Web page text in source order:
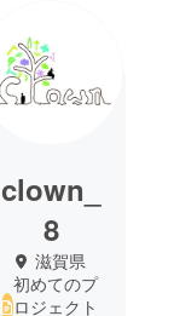
clown_
8
滋賀県
初めてのプ
ロジェクト